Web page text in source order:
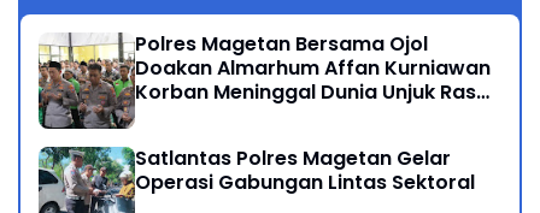
Polres Magetan Bersama Ojol
Doakan Almarhum Affan Kurniawan
Korban Meninggal Dunia Unjuk Rasa
Satlantas Polres Magetan Gelar
Operasi Gabungan Lintas Sektoral